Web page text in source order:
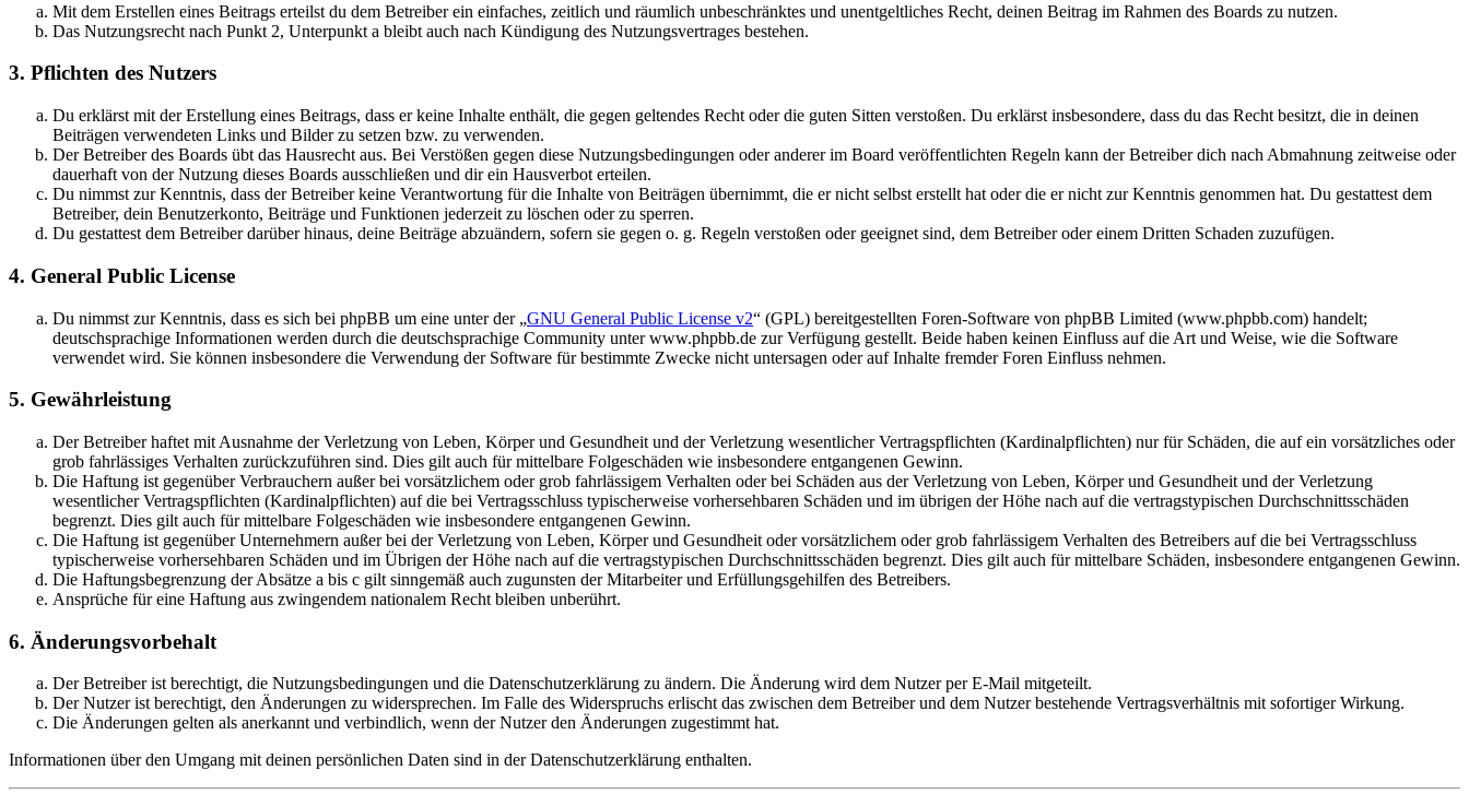
Mit dem Erstellen eines Beitrags erteilst du dem Betreiber ein einfaches, zeitlich und räumlich unbeschränktes und unentgeltliches Recht, deinen Beitrag im Rahmen des Boards zu nutzen.
Das Nutzungsrecht nach Punkt 2, Unterpunkt a bleibt auch nach Kündigung des Nutzungsvertrages bestehen.
3. Pflichten des Nutzers
Du erklärst mit der Erstellung eines Beitrags, dass er keine Inhalte enthält, die gegen geltendes Recht oder die guten Sitten verstoßen. Du erklärst insbesondere, dass du das Recht besitzt, die in deinen
Beiträgen verwendeten Links und Bilder zu setzen bzw. zu verwenden.
Der Betreiber des Boards übt das Hausrecht aus. Bei Verstößen gegen diese Nutzungsbedingungen oder anderer im Board veröffentlichten Regeln kann der Betreiber dich nach Abmahnung zeitweise oder
dauerhaft von der Nutzung dieses Boards ausschließen und dir ein Hausverbot erteilen.
Du nimmst zur Kenntnis, dass der Betreiber keine Verantwortung für die Inhalte von Beiträgen übernimmt, die er nicht selbst erstellt hat oder die er nicht zur Kenntnis genommen hat. Du gestattest dem
Betreiber, dein Benutzerkonto, Beiträge und Funktionen jederzeit zu löschen oder zu sperren.
Du gestattest dem Betreiber darüber hinaus, deine Beiträge abzuändern, sofern sie gegen o. g. Regeln verstoßen oder geeignet sind, dem Betreiber oder einem Dritten Schaden zuzufügen.
4. General Public License
Du nimmst zur Kenntnis, dass es sich bei phpBB um eine unter der „GNU General Public License v2“ (GPL) bereitgestellten Foren-Software von phpBB Limited (www.phpbb.com) handelt;
deutschsprachige Informationen werden durch die deutschsprachige Community unter www.phpbb.de zur Verfügung gestellt. Beide haben keinen Einfluss auf die Art und Weise, wie die Software
verwendet wird. Sie können insbesondere die Verwendung der Software für bestimmte Zwecke nicht untersagen oder auf Inhalte fremder Foren Einfluss nehmen.
5. Gewährleistung
Der Betreiber haftet mit Ausnahme der Verletzung von Leben, Körper und Gesundheit und der Verletzung wesentlicher Vertragspflichten (Kardinalpflichten) nur für Schäden, die auf ein vorsätzliches oder
grob fahrlässiges Verhalten zurückzuführen sind. Dies gilt auch für mittelbare Folgeschäden wie insbesondere entgangenen Gewinn.
Die Haftung ist gegenüber Verbrauchern außer bei vorsätzlichem oder grob fahrlässigem Verhalten oder bei Schäden aus der Verletzung von Leben, Körper und Gesundheit und der Verletzung
wesentlicher Vertragspflichten (Kardinalpflichten) auf die bei Vertragsschluss typischerweise vorhersehbaren Schäden und im übrigen der Höhe nach auf die vertragstypischen Durchschnittsschäden
begrenzt. Dies gilt auch für mittelbare Folgeschäden wie insbesondere entgangenen Gewinn.
Die Haftung ist gegenüber Unternehmern außer bei der Verletzung von Leben, Körper und Gesundheit oder vorsätzlichem oder grob fahrlässigem Verhalten des Betreibers auf die bei Vertragsschluss
typischerweise vorhersehbaren Schäden und im Übrigen der Höhe nach auf die vertragstypischen Durchschnittsschäden begrenzt. Dies gilt auch für mittelbare Schäden, insbesondere entgangenen Gewinn.
Die Haftungsbegrenzung der Absätze a bis c gilt sinngemäß auch zugunsten der Mitarbeiter und Erfüllungsgehilfen des Betreibers.
Ansprüche für eine Haftung aus zwingendem nationalem Recht bleiben unberührt.
6. Änderungsvorbehalt
Der Betreiber ist berechtigt, die Nutzungsbedingungen und die Datenschutzerklärung zu ändern. Die Änderung wird dem Nutzer per E-Mail mitgeteilt.
Der Nutzer ist berechtigt, den Änderungen zu widersprechen. Im Falle des Widerspruchs erlischt das zwischen dem Betreiber und dem Nutzer bestehende Vertragsverhältnis mit sofortiger Wirkung.
Die Änderungen gelten als anerkannt und verbindlich, wenn der Nutzer den Änderungen zugestimmt hat.
Informationen über den Umgang mit deinen persönlichen Daten sind in der Datenschutzerklärung enthalten.